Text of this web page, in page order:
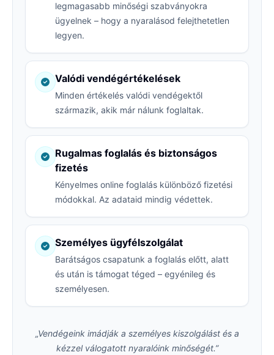
legmagasabb minőségi szabványokra
ügyelnek – hogy a nyaralásod felejthetetlen
legyen.
Valódi vendégértékelések
Minden értékelés valódi vendégektől
származik, akik már nálunk foglaltak.
Rugalmas foglalás és biztonságos
fizetés
Kényelmes online foglalás különböző fizetési
módokkal. Az adataid mindig védettek.
Személyes ügyfélszolgálat
Barátságos csapatunk a foglalás előtt, alatt
és után is támogat téged – egyénileg és
személyesen.
„Vendégeink imádják a személyes kiszolgálást és a
kézzel válogatott nyaralóink minőségét.”